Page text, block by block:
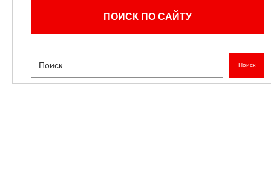
ПОИСК ПО САЙТУ
Поиск